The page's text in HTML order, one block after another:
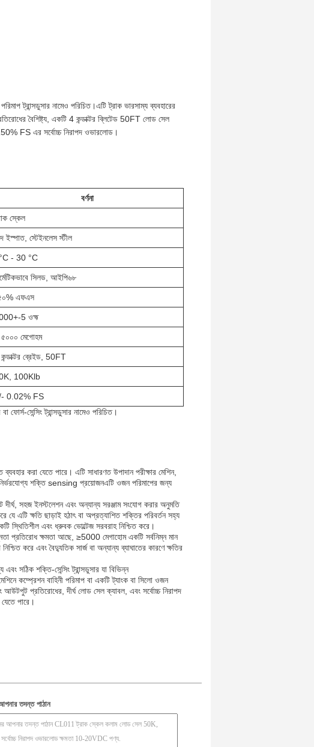
ট্রান্সডুসার নামেও পরিচিত।এটি ট্রাক ভারসাম্য ব্যবহারের
বৈশিষ্ট্য, একটি 4 কন্ডাক্টর ব্লিটেড 50FT লোড সেল
FS এর সর্বোচ্চ নিরাপদ ওভারলোড।
বর্ণনা
স্কেল
ইস্পাত, স্টেইনলেস স্টীল
- 30 °C
সিলড, আইপি৬৮
এফএস
5 ওহ্ম
মেগোহম
ব্রেইড, 50FT
100Klb
0.02% FS
সেন্সিং ট্রান্সডুসার নামেও পরিচিত।
করা যেতে পারে। এটি সাধারণত উপাদান পরীক্ষার মেশিন,
শক্তি sensing প্রয়োজনএটি ওজন পরিমাপের জন্য
সহজ ইনস্টলেশন এবং অন্যান্য সরঞ্জাম সংযোগ করার অনুমতি
এটি ক্ষতি ছাড়াই হঠাৎ বা অপ্রত্যাশিত শক্তির পরিবর্তন সহ্য
এবং ধ্রুবক ভোল্টেজ সরবরাহ নিশ্চিত করে।
ক্ষমতা আছে, ≥5000 মেগাহোম একটি সর্বনিম্ন মান
করে এবং বৈদ্যুতিক সার্জ বা অন্যান্য ব্যাঘাতের কারণে ক্ষতির
সঠিক শক্তি-সেন্সিং ট্রান্সডুসার যা বিভিন্ন
কম্প্রেশন বাহিনী পরিমাপ বা একটি ট্যাংক বা সিলো ওজন
প্রতিরোধের, দীর্ঘ লোড সেল ক্যাবল, এবং সর্বোচ্চ নিরাপদ
পারে।
তদন্ত পাঠান